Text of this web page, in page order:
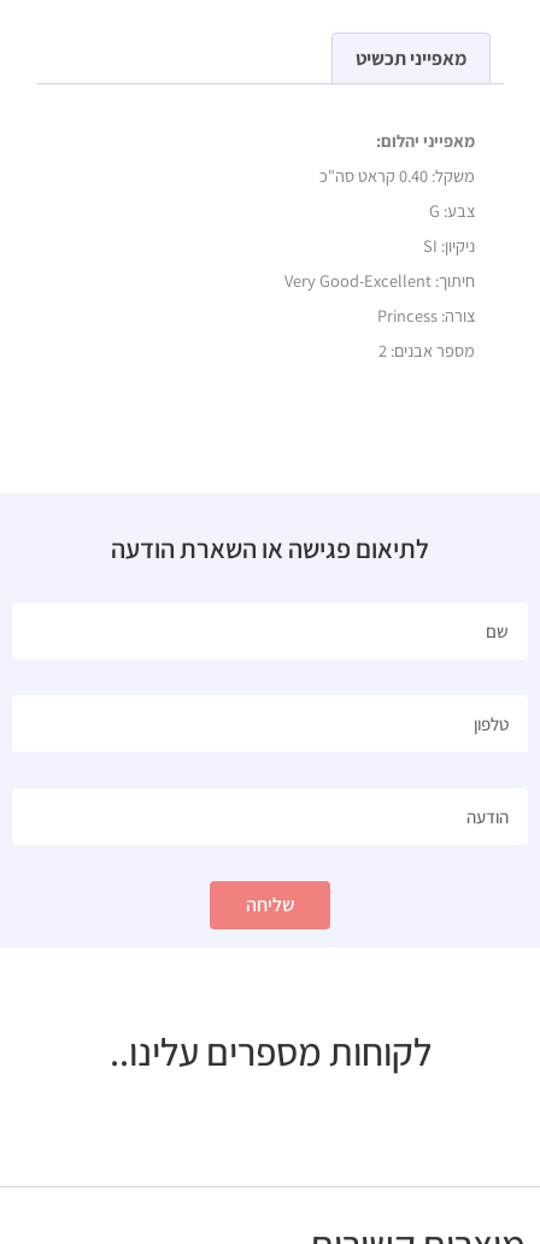
מאפייני תכשיט
מאפייני יהלום:
משקל: 0.40 קראט סה"כ
צבע: G
ניקיון: SI
חיתוך: Very Good-Excellent
צורה: Princess
מספר אבנים: 2
לתיאום פגישה או השארת הודעה
שליחה
לקוחות מספרים עלינו..